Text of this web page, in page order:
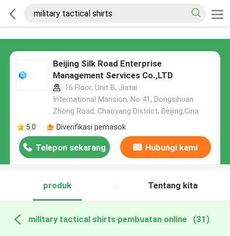
Beijing Silk Road Enterprise
Management Services Co.,LTD
16 Floor, Unit B, Jiatai
International Mansion, No 41, Dongsihuan
Zhong Road, Chaoyang District, Beijing,Cina
5.0
Diverifikasi pemasok
Telepon sekarang Hubungi kami
produk Tentang kita
military tactical shirts pembuatan online (31)